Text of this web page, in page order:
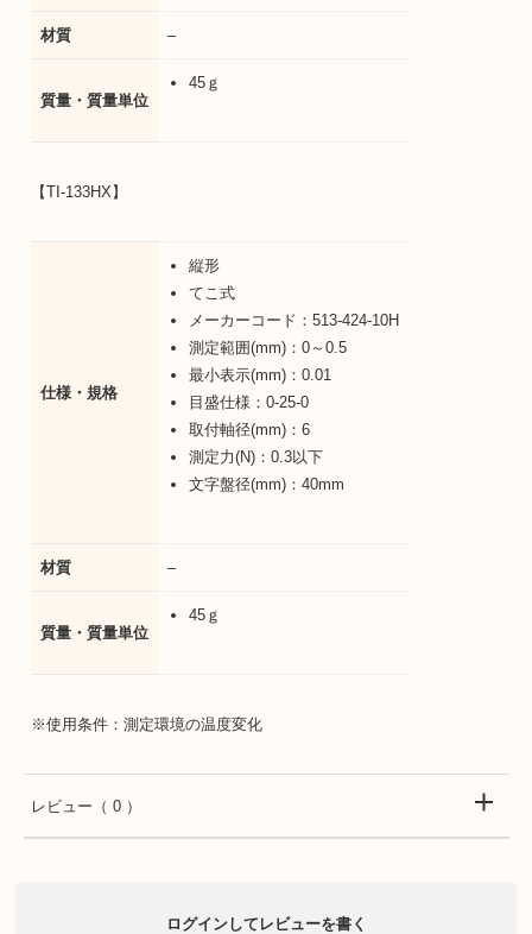
材質 –
質量・質量単位
45ｇ
【TI-133HX】
仕様・規格
縦形
てこ式
メーカーコード：513-424-10H
測定範囲(mm)：0～0.5
最小表示(mm)：0.01
目盛仕様：0-25-0
取付軸径(mm)：6
測定力(N)：0.3以下
文字盤径(mm)：40mm
材質 –
質量・質量単位
45ｇ
※使用条件：測定環境の温度変化
レビュー （ 0 ）
ログインしてレビューを書く